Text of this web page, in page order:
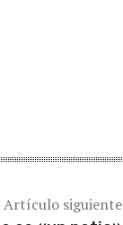
Artículo siguiente